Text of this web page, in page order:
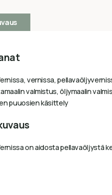
vernissa,
valmistus, öljymaalin
puuosien käsittely
on aidosta pellavaöljystä